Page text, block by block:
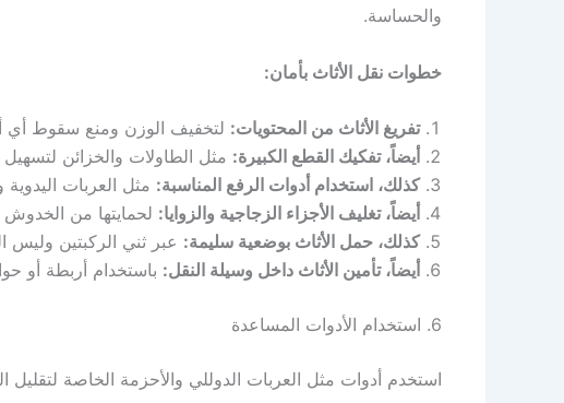
والحساسة.
خطوات نقل الأثاث بأمان:
تفريغ الأثاث من المحتويات: لتخفيف الوزن ومنع سقوط أي
أيضاً، تفكيك القطع الكبيرة: مثل الطاولات والخزائن
كذلك، استخدام أدوات الرفع المناسبة: مثل العربات
أيضاً، تغليف الأجزاء الزجاجية والزوايا: لحمايتها من الخدوش
كذلك، حمل الأثاث بوضعية سليمة: عبر ثني الركبتين وليس
أيضاً، تأمين الأثاث داخل وسيلة النقل: باستخدام أربطة أو
6. استخدام الأدوات المساعدة
استخدم أدوات مثل العربات الدوللي والأحزمة الخاصة لتقليل